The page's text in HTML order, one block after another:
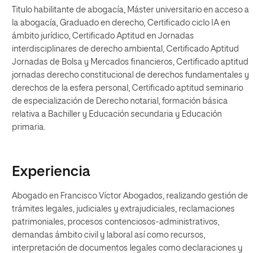
Titulo habilitante de abogacía, Máster universitario en acceso a
la abogacía, Graduado en derecho, Certificado ciclo IA en
ámbito jurídico, Certificado Aptitud en Jornadas
interdisciplinares de derecho ambiental, Certificado Aptitud
Jornadas de Bolsa y Mercados financieros, Certificado aptitud
jornadas derecho constitucional de derechos fundamentales y
derechos de la esfera personal, Certificado aptitud seminario
de especialización de Derecho notarial, formación básica
relativa a Bachiller y Educación secundaria y Educación
primaria.
Experiencia
Abogado en Francisco Víctor Abogados, realizando gestión de
trámites legales, judiciales y extrajudiciales, reclamaciones
patrimoniales, procesos contenciosos-administrativos,
demandas ámbito civil y laboral así como recursos,
interpretación de documentos legales como declaraciones y